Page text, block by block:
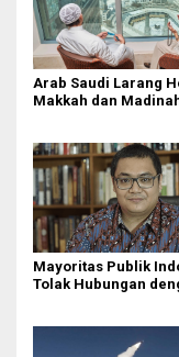
Arab Saudi Larang
Makkah dan
1 Juta Riyal
Mayoritas Publik
Tolak Hubungan